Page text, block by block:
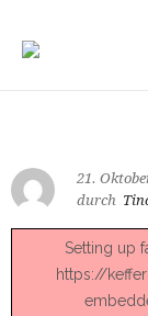
21.
durch
Setting up
https://